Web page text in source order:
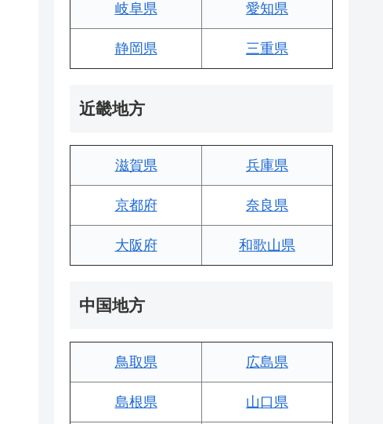
岐阜県 愛知県
静岡県 三重県
近畿地方
滋賀県 兵庫県
京都府 奈良県
大阪府 和歌山県
中国地方
鳥取県 広島県
島根県 山口県